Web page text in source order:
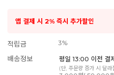
앱 결제 시 2% 즉시 추가할인
적립금 3%
배송정보 평일 13:00 이전 결
(단, 주문량 증가 시 달라